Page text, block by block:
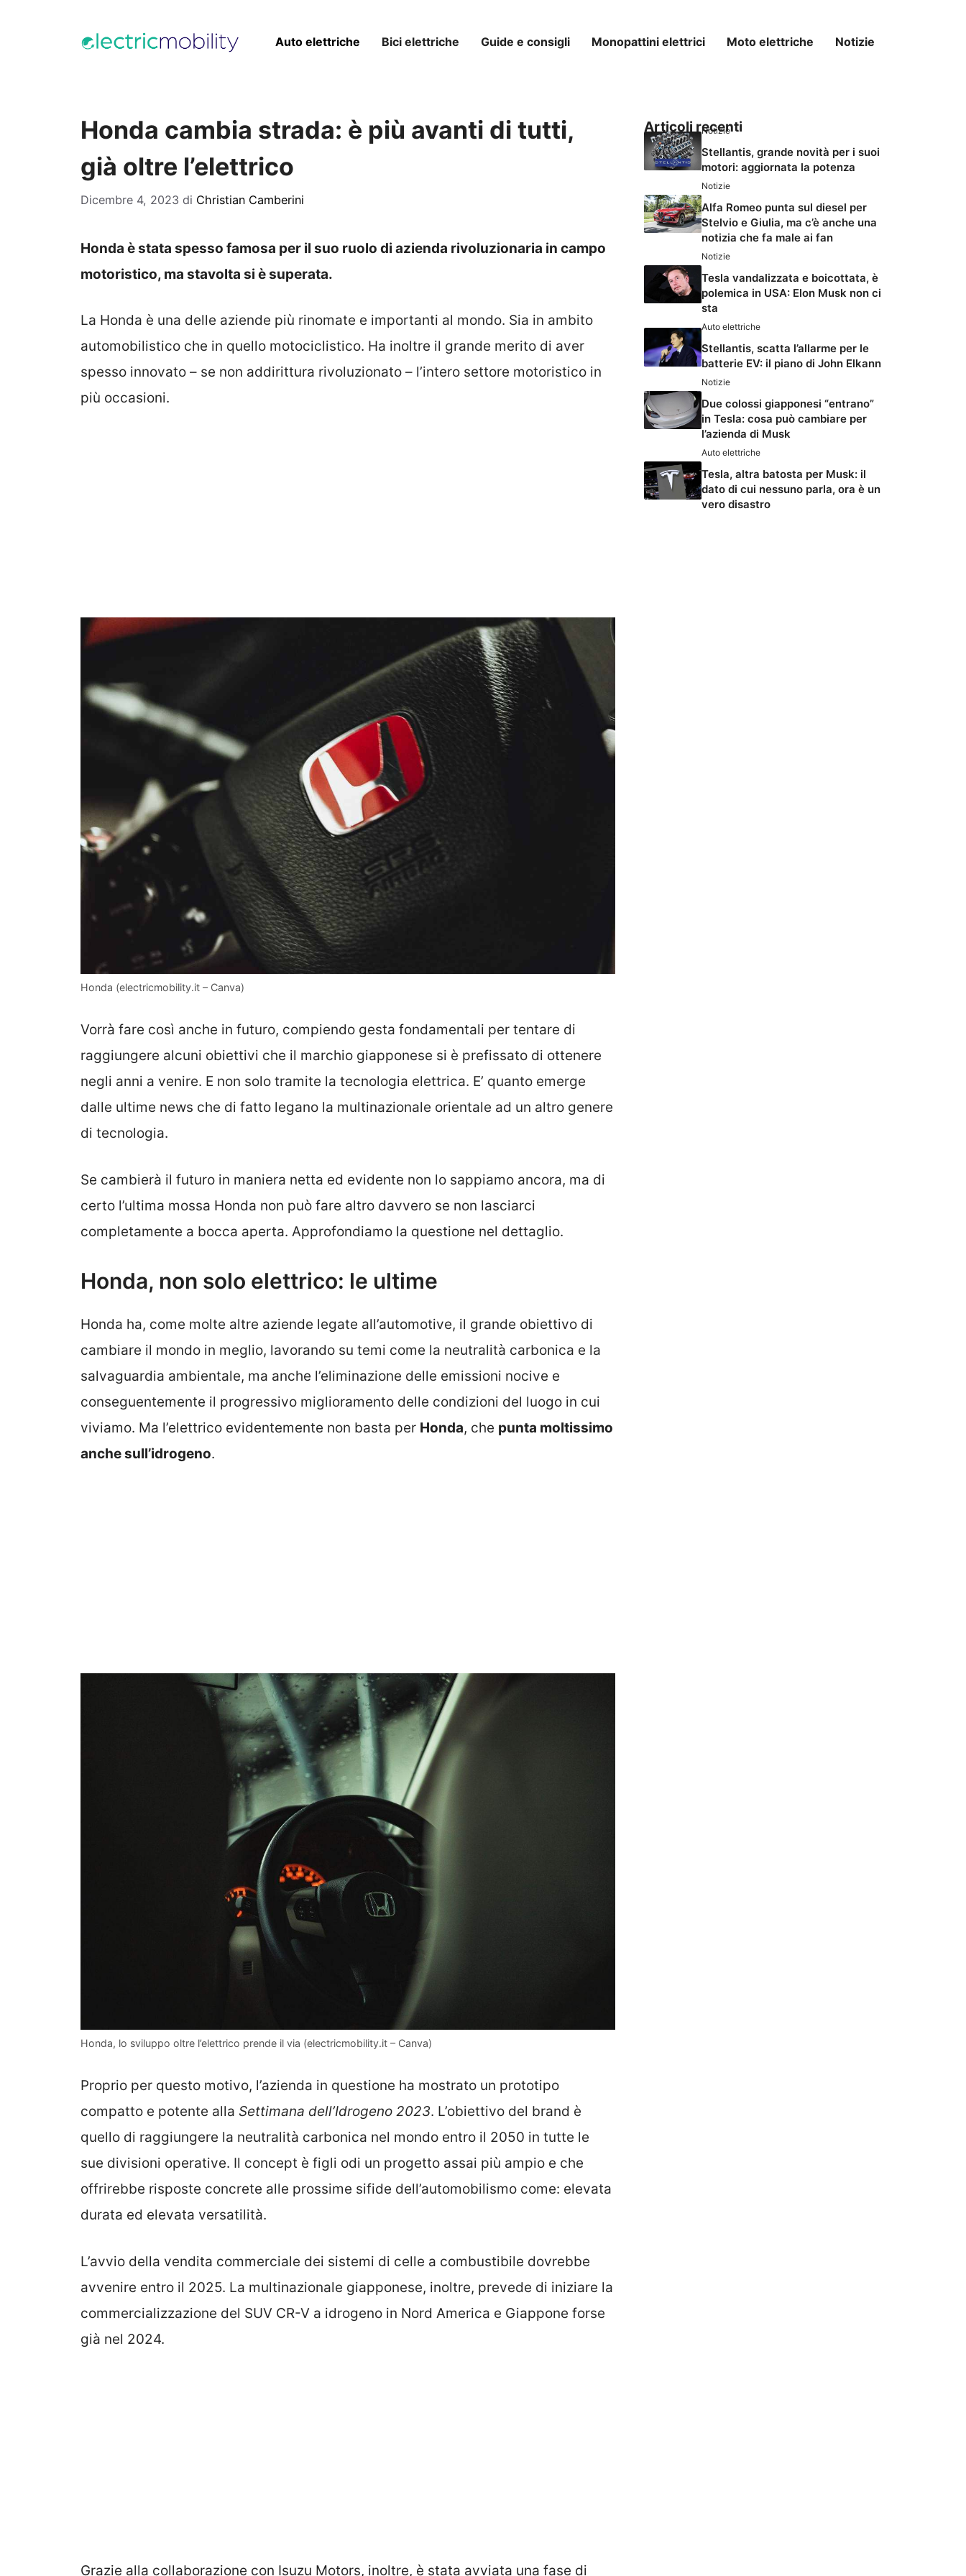
Auto elettriche Bici elettriche Guide e consigli Monopattini elettrici Moto elettriche Notizie
Honda cambia strada: è più avanti di tutti,
già oltre l’elettrico
Dicembre 4, 2023 di Christian Camberini
Honda è stata spesso famosa per il suo ruolo di azienda rivoluzionaria in campo
motoristico, ma stavolta si è superata.
La Honda è una delle aziende più rinomate e importanti al mondo. Sia in ambito
automobilistico che in quello motociclistico. Ha inoltre il grande merito di aver
spesso innovato – se non addirittura rivoluzionato – l’intero settore motoristico in
più occasioni.
Honda (electricmobility.it – Canva)
Vorrà fare così anche in futuro, compiendo gesta fondamentali per tentare di
raggiungere alcuni obiettivi che il marchio giapponese si è prefissato di ottenere
negli anni a venire. E non solo tramite la tecnologia elettrica. E’ quanto emerge
dalle ultime news che di fatto legano la multinazionale orientale ad un altro genere
di tecnologia.
Se cambierà il futuro in maniera netta ed evidente non lo sappiamo ancora, ma di
certo l’ultima mossa Honda non può fare altro davvero se non lasciarci
completamente a bocca aperta. Approfondiamo la questione nel dettaglio.
Honda, non solo elettrico: le ultime
Honda ha, come molte altre aziende legate all’automotive, il grande obiettivo di
cambiare il mondo in meglio, lavorando su temi come la neutralità carbonica e la
salvaguardia ambientale, ma anche l’eliminazione delle emissioni nocive e
conseguentemente il progressivo miglioramento delle condizioni del luogo in cui
viviamo. Ma l’elettrico evidentemente non basta per Honda, che punta moltissimo
anche sull’idrogeno.
Honda, lo sviluppo oltre l’elettrico prende il via (electricmobility.it – Canva)
Proprio per questo motivo, l’azienda in questione ha mostrato un prototipo
compatto e potente alla Settimana dell’Idrogeno 2023. L’obiettivo del brand è
quello di raggiungere la neutralità carbonica nel mondo entro il 2050 in tutte le
sue divisioni operative. Il concept è figli odi un progetto assai più ampio e che
offrirebbe risposte concrete alle prossime sifide dell’automobilismo come: elevata
durata ed elevata versatilità.
L’avvio della vendita commerciale dei sistemi di celle a combustibile dovrebbe
avvenire entro il 2025. La multinazionale giapponese, inoltre, prevede di iniziare la
commercializzazione del SUV CR-V a idrogeno in Nord America e Giappone forse
già nel 2024.
Grazie alla collaborazione con Isuzu Motors, inoltre, è stata avviata una fase di
Articoli recenti
Notizie
Stellantis, grande novità per i suoi
motori: aggiornata la potenza
Notizie
Alfa Romeo punta sul diesel per
Stelvio e Giulia, ma c’è anche una
notizia che fa male ai fan
Notizie
Tesla vandalizzata e boicottata, è
polemica in USA: Elon Musk non ci
sta
Auto elettriche
Stellantis, scatta l’allarme per le
batterie EV: il piano di John Elkann
Notizie
Due colossi giapponesi “entrano”
in Tesla: cosa può cambiare per
l’azienda di Musk
Auto elettriche
Tesla, altra batosta per Musk: il
dato di cui nessuno parla, ora è un
vero disastro